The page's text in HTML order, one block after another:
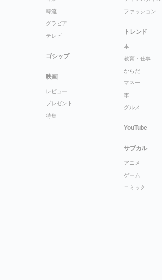
韓流
グラビア
テレビ
ゴシップ
映画
レビュー
プレゼント
特集
ファッション
トレンド
本
教育・仕事
からだ
マネー
車
グルメ
YouTube
サブカル
アニメ
ゲーム
コミック